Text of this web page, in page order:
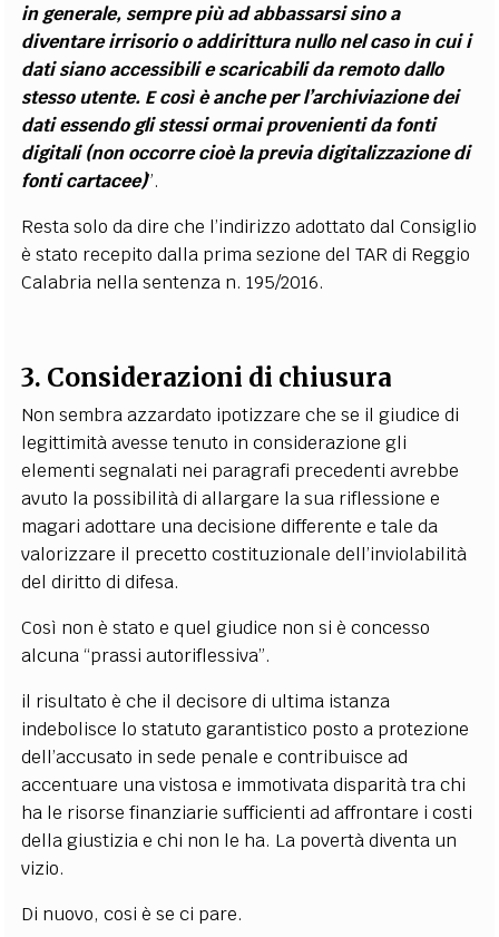
in generale, sempre più ad abbassarsi sino a
diventare irrisorio o addirittura nullo nel caso in cui i
dati siano accessibili e scaricabili da remoto dallo
stesso utente. E così è anche per l’archiviazione dei
dati essendo gli stessi ormai provenienti da fonti
digitali (non occorre cioè la previa digitalizzazione di
fonti cartacee)”.
Resta solo da dire che l’indirizzo adottato dal Consiglio
è stato recepito dalla prima sezione del TAR di Reggio
Calabria nella sentenza n. 195/2016.
3. Considerazioni di chiusura
Non sembra azzardato ipotizzare che se il giudice di
legittimità avesse tenuto in considerazione gli
elementi segnalati nei paragrafi precedenti avrebbe
avuto la possibilità di allargare la sua riflessione e
magari adottare una decisione differente e tale da
valorizzare il precetto costituzionale dell’inviolabilità
del diritto di difesa.
Così non è stato e quel giudice non si è concesso
alcuna “prassi autoriflessiva”.
il risultato è che il decisore di ultima istanza
indebolisce lo statuto garantistico posto a protezione
dell’accusato in sede penale e contribuisce ad
accentuare una vistosa e immotivata disparità tra chi
ha le risorse finanziarie sufficienti ad affrontare i costi
della giustizia e chi non le ha. La povertà diventa un
vizio.
Di nuovo, cosi è se ci pare.